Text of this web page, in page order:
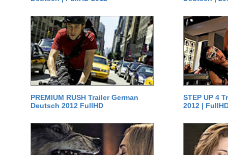
PREMIUM RUSH Trailer German
Deutsch 2012 FullHD
STEP UP 4
2012 |